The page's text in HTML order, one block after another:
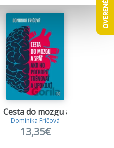
Cesta do mozgu a späť
Dominika Fričová
13,35€